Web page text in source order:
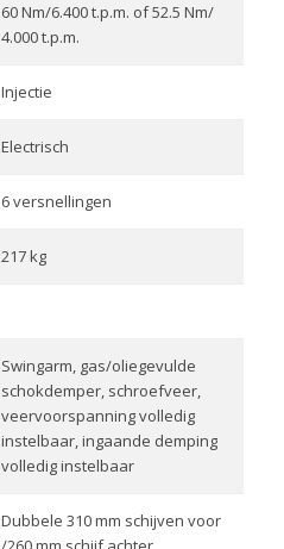
60 Nm/6.400 t.p.m. of 52.5 Nm/
4.000 t.p.m.
Injectie
Electrisch
6 versnellingen
217 kg
Swingarm, gas/oliegevulde
schokdemper, schroefveer,
veervoorspanning volledig
instelbaar, ingaande demping
volledig instelbaar
Dubbele 310 mm schijven voor